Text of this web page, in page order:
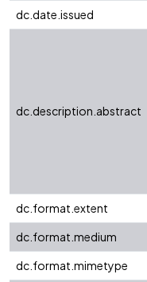
dc.date.issued
dc.description.abstract
dc.format.extent
dc.format.medium
dc.format.mimetype